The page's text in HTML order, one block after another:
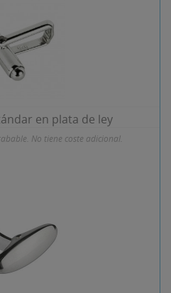
en plata de ley
No tiene coste adicional.